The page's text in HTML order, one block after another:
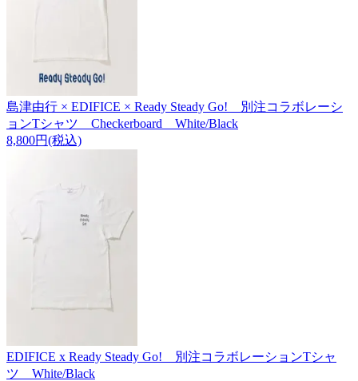
島津由行 × EDIFICE × Ready Steady Go! 別注コラボレーシ
ョンTシャツ Checkerboard White/Black
8,800円(税込)
EDIFICE x Ready Steady Go! 別注コラボレーションTシャ
ツ White/Black